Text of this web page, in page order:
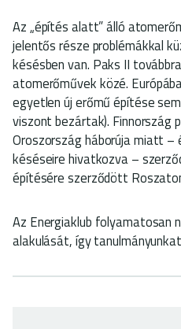
Az „építés alatt” álló
jelentős része problémákkal
késésben van. Paks II
atomerőművek közé.
egyetlen új erőmű építése
viszont bezártak). Finnország
Oroszország háborúja miatt –
késéseire hivatkozva –
építésére szerződött
Az Energiaklub folyamatosan
alakulását, így